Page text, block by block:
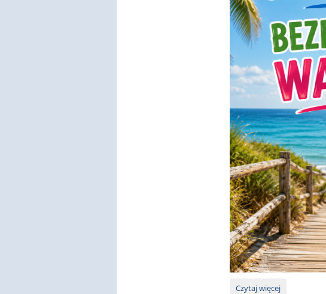
Czas
Czytaj więcej